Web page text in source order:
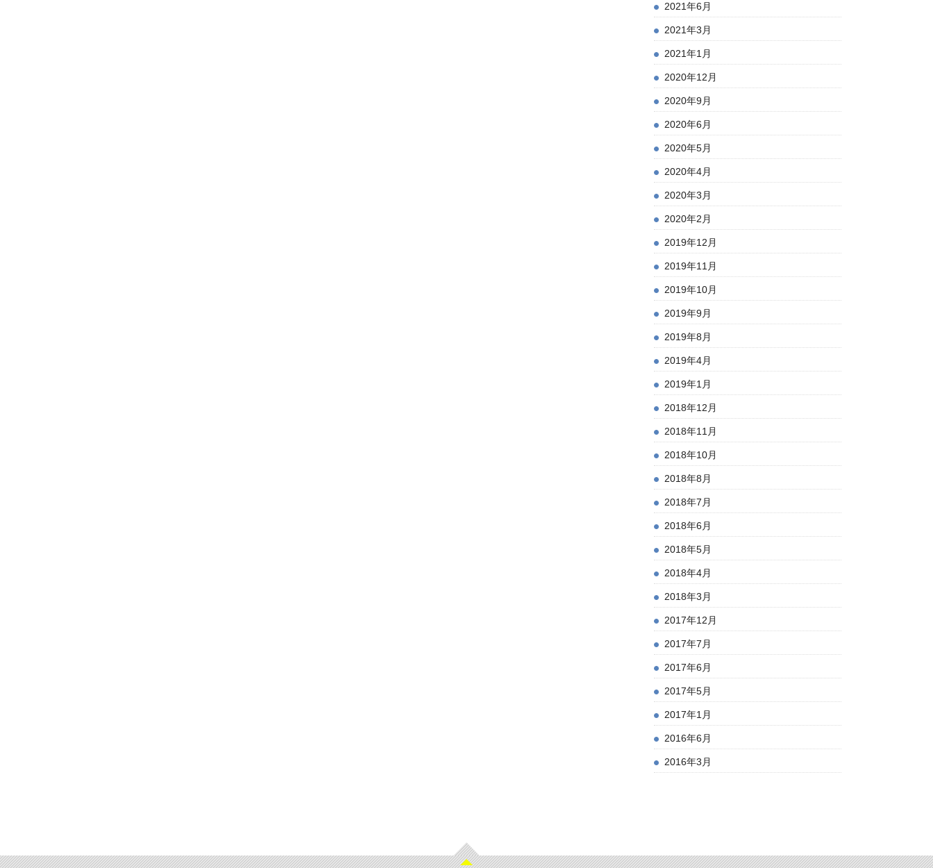
2021年6月
2021年3月
2021年1月
2020年12月
2020年9月
2020年6月
2020年5月
2020年4月
2020年3月
2020年2月
2019年12月
2019年11月
2019年10月
2019年9月
2019年8月
2019年4月
2019年1月
2018年12月
2018年11月
2018年10月
2018年8月
2018年7月
2018年6月
2018年5月
2018年4月
2018年3月
2017年12月
2017年7月
2017年6月
2017年5月
2017年1月
2016年6月
2016年3月